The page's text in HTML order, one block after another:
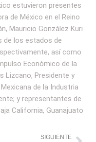
estuvieron presentes
de México en el Reino
Mauricio González Kuri
de los estados de
así como
Económico de la
Lizcano, Presidente y
de la Industria
y representantes de
California, Guanajuato
SIGUIENTE